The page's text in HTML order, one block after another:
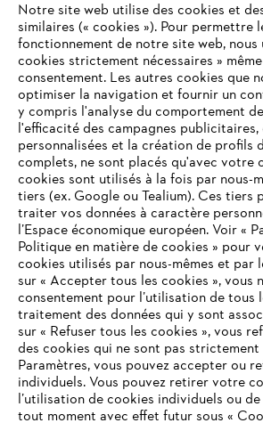
L'Entreprise
STIHL FAQ
Contact
Politique de protection des données
Mentions légales Utilisation des
VOTRE NAVIGATEUR
N'EST PLUS PRIS EN
Vous utilisez un navigateur Internet que
en charge, et certaines fonctionnalités de
Notre site web utilise des cookies et
similaires (« cookies »). Pour permettre
fonctionnement de notre site web, nous
cookies strictement nécessaires »
consentement. Les autres cookies que
optimiser la navigation et fournir un
y compris l'analyse du comportement
l'efficacité des campagnes
personnalisées et la création de profils
complets, ne sont placés qu'avec votre
cookies sont utilisés à la fois par nous-
tiers (ex. Google ou Tealium). Ces tiers
traiter vos données à caractère
l’Espace économique européen. Voir «
Politique en matière de cookies » pour
cookies utilisés par nous-mêmes et par
sur « Accepter tous les cookies », vous
consentement pour l’utilisation de tous
traitement des données qui y sont
sur « Refuser tous les cookies », vous
des cookies qui ne sont pas strictement
Paramètres, vous pouvez accepter ou
individuels. Vous pouvez retirer votre
l’utilisation de cookies individuels ou
tout moment avec effet futur sous «